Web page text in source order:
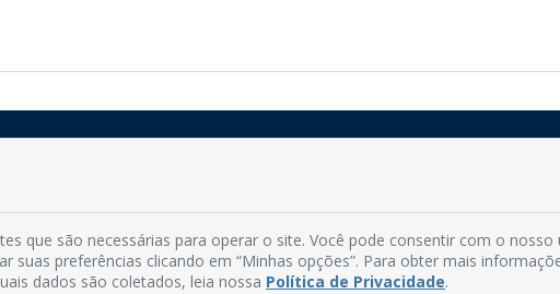
Fone: (83) 3292-2246
Email: comunicacao@mamanguape.pb.gov.br
que são necessárias para operar o site. Você pode consentir com o nosso
suas preferências clicando em “Minhas opções”. Para obter mais
dados são coletados, leia nossa Política de Privacidade.